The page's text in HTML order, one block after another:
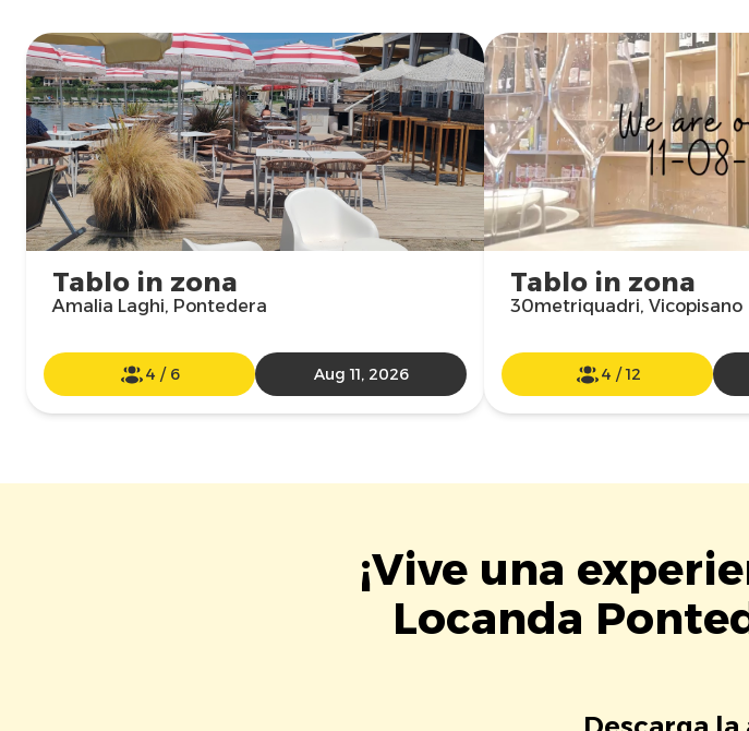
Tablo in zona
Amalia Laghi, Pontedera
4 / 6 Aug 11, 2026
Tablo in zona
30metriquadri, Vicopisano
4 /12
¡Vive una
Locanda